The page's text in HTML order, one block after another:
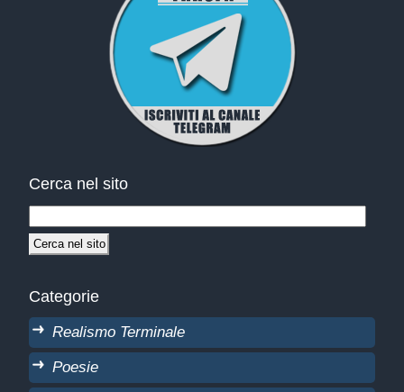
Cerca nel sito
Categorie
Realismo Terminale
Poesie